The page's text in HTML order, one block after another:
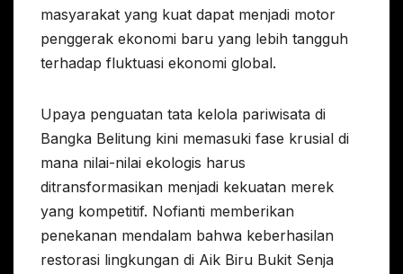
masyarakat yang kuat dapat menjadi motor
penggerak ekonomi baru yang lebih tangguh
terhadap fluktuasi ekonomi global.
Upaya penguatan tata kelola pariwisata di
Bangka Belitung kini memasuki fase krusial di
mana nilai-nilai ekologis harus
ditransformasikan menjadi kekuatan merek
yang kompetitif. Nofianti memberikan
penekanan mendalam bahwa keberhasilan
restorasi lingkungan di Aik Biru Bukit Senja